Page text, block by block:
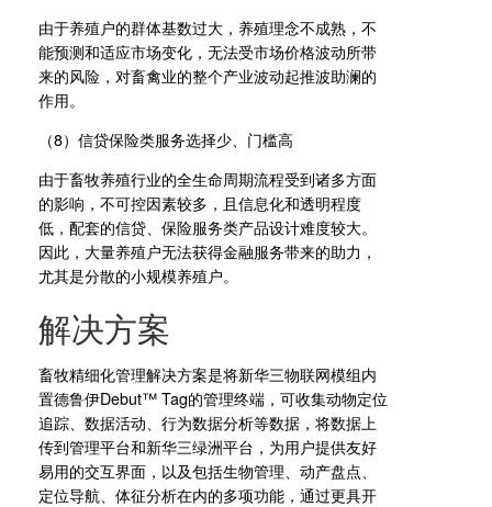
由于养殖户的群体基数过大，养殖理念不成熟，不
能预测和适应市场变化，无法受市场价格波动所带
来的风险，对畜禽业的整个产业波动起推波助澜的
作用。
（8）信贷保险类服务选择少、门槛高
由于畜牧养殖行业的全生命周期流程受到诸多方面
的影响，不可控因素较多，且信息化和透明程度
低，配套的信贷、保险服务类产品设计难度较大。
因此，大量养殖户无法获得金融服务带来的助力，
尤其是分散的小规模养殖户。
解决方案
畜牧精细化管理解决方案是将新华三物联网模组内
置德鲁伊Debut™ Tag的管理终端，可收集动物定位
追踪、数据活动、行为数据分析等数据，将数据上
传到管理平台和新华三绿洲平台，为用户提供友好
易用的交互界面，以及包括生物管理、动产盘点、
定位导航、体征分析在内的多项功能，通过更具开